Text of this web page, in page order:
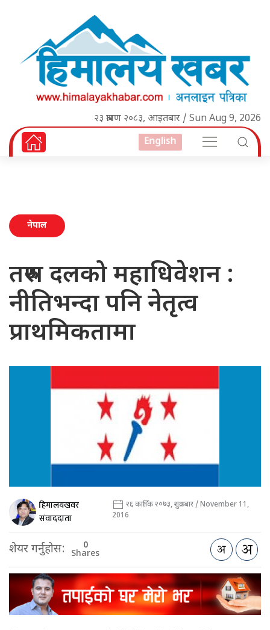
२३ श्रावण २०८३, आइतबार / Sun Aug 9, 2026
English
नेपाल
तरुण दलको महाधिवेशन :
नीतिभन्दा पनि नेतृत्व
प्राथमिकतामा
हिमालयखवर
संवाददाता
२६ कार्तिक २०७३, शुक्रबार / November 11,
2016
शेयर गर्नुहोस: 0
Shares